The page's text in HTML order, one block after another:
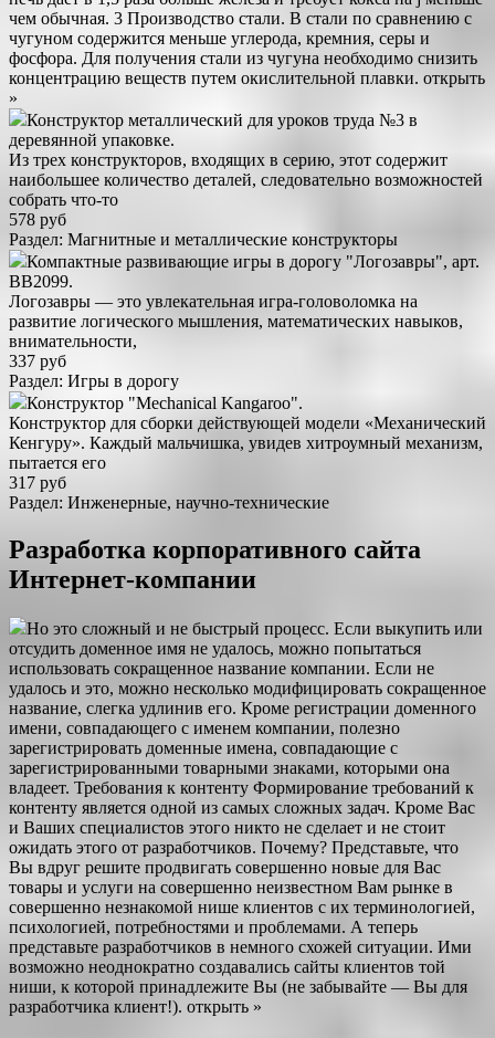
чем обычная. 3 Производство стали. В стали по сравнению с
чугуном содержится меньше углерода, кремния, серы и
фосфора. Для получения стали из чугуна необходимо снизить
концентрацию веществ путем окислительной плавки. открыть
»
Конструктор металлический для уроков труда №3 в
деревянной упаковке.
Из трех конструкторов, входящих в серию, этот содержит
наибольшее количество деталей, следовательно возможностей
собрать что-то
578 руб
Раздел: Магнитные и металлические конструкторы
Компактные развивающие игры в дорогу "Логозавры", арт.
ВВ2099.
Логозавры — это увлекательная игра-головоломка на
развитие логического мышления, математических навыков,
внимательности,
337 руб
Раздел: Игры в дорогу
Конструктор "Mechanical Kangaroo".
Конструктор для сборки действующей модели «Механический
Кенгуру». Каждый мальчишка, увидев хитроумный механизм,
пытается его
317 руб
Раздел: Инженерные, научно-технические
Разработка корпоративного сайта
Интернет-компании
Но это сложный и не быстрый процесс. Если выкупить или
отсудить доменное имя не удалось, можно попытаться
использовать сокращенное название компании. Если не
удалось и это, можно несколько модифицировать сокращенное
название, слегка удлинив его. Кроме регистрации доменного
имени, совпадающего с именем компании, полезно
зарегистрировать доменные имена, совпадающие с
зарегистрированными товарными знаками, которыми она
владеет. Требования к контенту Формирование требований к
контенту является одной из самых сложных задач. Кроме Вас
и Ваших специалистов этого никто не сделает и не стоит
ожидать этого от разработчиков. Почему? Представьте, что
Вы вдруг решите продвигать совершенно новые для Вас
товары и услуги на совершенно неизвестном Вам рынке в
совершенно незнакомой нише клиентов с их терминологией,
психологией, потребностями и проблемами. А теперь
представьте разработчиков в немного схожей ситуации. Ими
возможно неоднократно создавались сайты клиентов той
ниши, к которой принадлежите Вы (не забывайте — Вы для
разработчика клиент!). открыть »